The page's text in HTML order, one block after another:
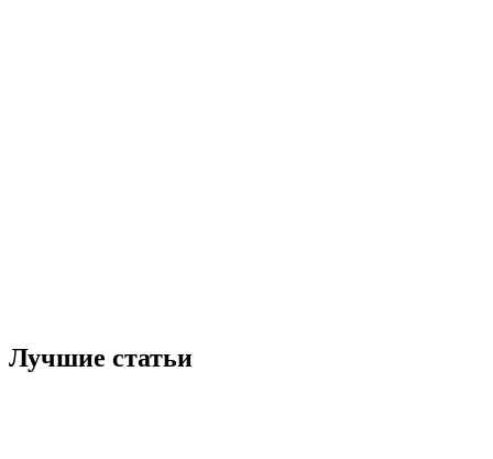
Лучшие статьи